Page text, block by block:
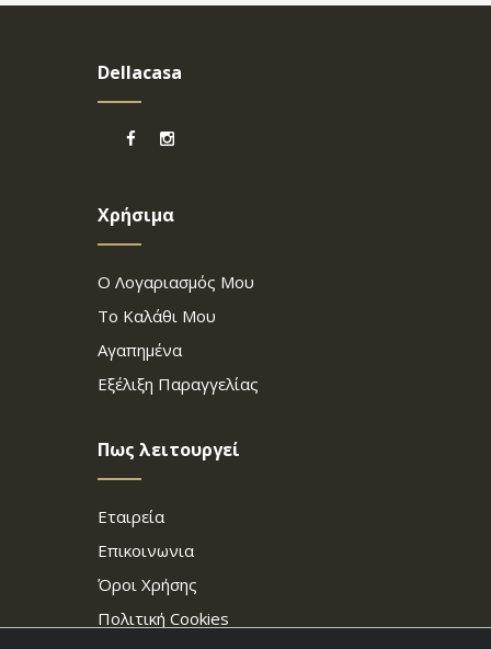
Dellacasa
Χρήσιμα
Ο Λογαριασμός Μου
Το Καλάθι Μου
Αγαπημένα
Εξέλιξη Παραγγελίας
Πως λειτουργεί
Εταιρεία
Επικοινωνια
Όροι Χρήσης
Πολιτική Cookies